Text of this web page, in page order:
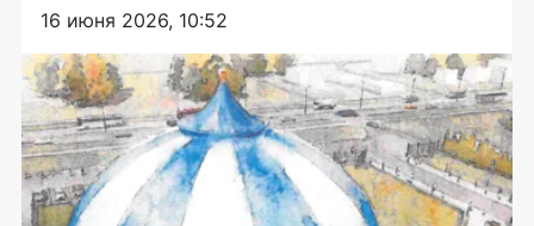
16 июня 2026, 10:52